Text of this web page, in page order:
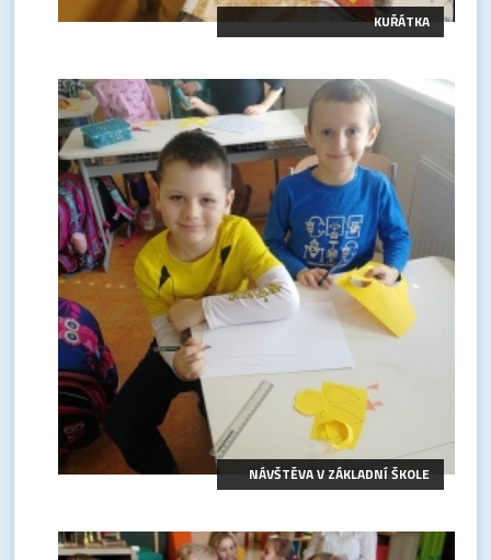
KUŘÁTKA
NÁVŠTĚVA V ZÁKLADNÍ ŠKOLE